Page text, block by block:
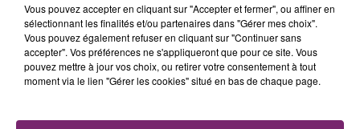
l’école des Louez Dieu, 10, bd Crespel, entrée
gratuite ;
Avion : bourse aux jouets, de 10h à 18h, cours de
l’école Félix Cadras, 28 rue Félix Cadras, entrée
gratuite ;
Vous pouvez accepter en cliquant sur "Accepter et fermer", ou affiner en
sélectionnant les finalités et/ou partenaires dans "Gérer mes choix".
Vous pouvez également refuser en cliquant sur "Continuer sans
accepter". Vos préférences ne s'appliqueront que pour ce site. Vous
pouvez mettre à jour vos choix, ou retirer votre consentement à tout
moment via le lien "Gérer les cookies" situé en bas de chaque page.